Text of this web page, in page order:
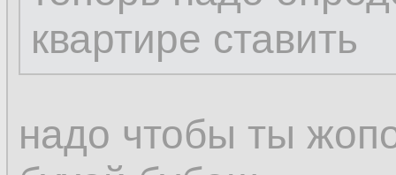
квартире ставить
надо чтобы ты